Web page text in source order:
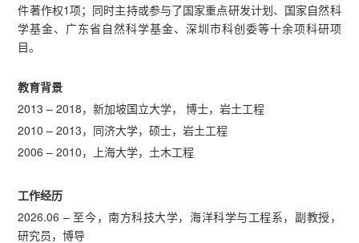
件著作权1项；同时主持或参与了国家重点研发计划、国家自然科
学基金、广东省自然科学基金、深圳市科创委等十余项科研项
目。
教育背景
2013 – 2018，新加坡国立大学， 博士，岩土工程
2010 – 2013，同济大学，硕士，岩土工程
2006 – 2010，上海大学，土木工程
工作经历
2026.06 – 至今，南方科技大学，海洋科学与工程系，副教授，
研究员，博导